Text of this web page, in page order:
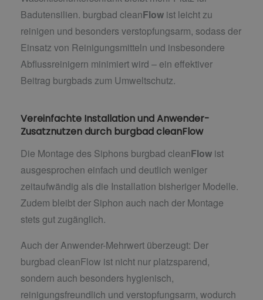
Badutensilien. burgbad cleanFlow ist leicht zu
reinigen und besonders verstopfungsarm, sodass der
Einsatz von Reinigungsmitteln und insbesondere
Abflussreinigern minimiert wird – ein effektiver
Beitrag burgbads zum Umweltschutz.
Vereinfachte Installation und Anwender-
Zusatznutzen durch burgbad cleanFlow
Die Montage des Siphons burgbad cleanFlow ist
ausgesprochen einfach und deutlich weniger
zeitaufwändig als die Installation bisheriger Modelle.
Zudem bleibt der Siphon auch nach der Montage
stets gut zugänglich.
Auch der Anwender-Mehrwert überzeugt: Der
burgbad cleanFlow ist nicht nur platzsparend,
sondern auch besonders hygienisch,
reinigungsfreundlich und verstopfungsarm, wodurch